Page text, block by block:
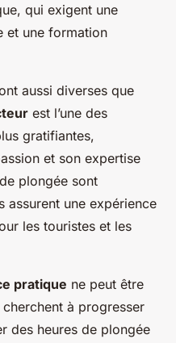
qui exigent une
et une formation
aussi diverses que
est l’une des
gratifiantes,
et son expertise
plongée sont
assurent une expérience
les touristes et les
pratique ne peut être
à progresser
des heures de plongée